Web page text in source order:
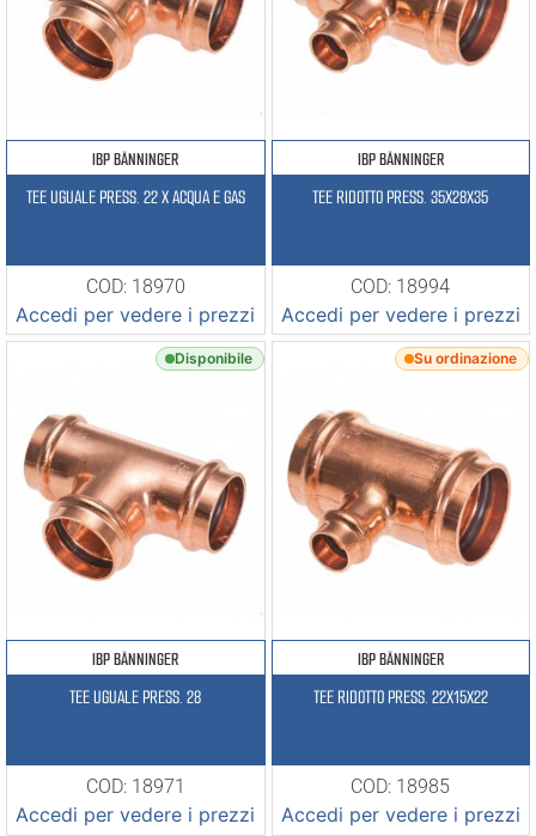
IBP BÄNNINGER
TEE UGUALE PRESS. 22 X ACQUA E GAS
COD: 18970
Accedi per vedere i prezzi
IBP BÄNNINGER
TEE RIDOTTO PRESS. 35X28X35
COD: 18994
Accedi per vedere i prezzi
Disponibile
IBP BÄNNINGER
TEE UGUALE PRESS. 28
COD: 18971
Accedi per vedere i prezzi
Su ordinazione
IBP BÄNNINGER
TEE RIDOTTO PRESS. 22X15X22
COD: 18985
Accedi per vedere i prezzi